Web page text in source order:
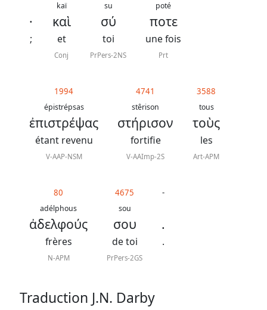
·
;
kaï
καὶ
et
Conj
su
σύ
toi
PrPers-2NS
poté
ποτε
une fois
Prt
1994
épistrépsas
ἐπιστρέψας
étant revenu
V-AAP-NSM
4741
stêrison
στήρισον
fortifie
V-AAImp-2S
3588
tous
τοὺς
les
Art-APM
80
adélphous
ἀδελφούς
frères
N-APM
4675
sou
σου
de toi
PrPers-2GS
-
.
.
Traduction J.N. Darby
Bible
Darby
contacter
Signaler
erreur